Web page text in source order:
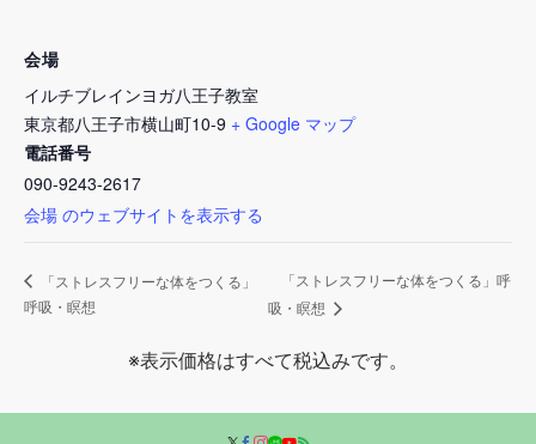
会場
イルチブレインヨガ八王子教室
東京都八王子市横山町10-9 + Google マップ
電話番号
090-9243-2617
会場 のウェブサイトを表示する
「ストレスフリーな体をつくる」
呼吸・瞑想
「ストレスフリーな体をつくる」呼
吸・瞑想
※表示価格はすべて税込みです。